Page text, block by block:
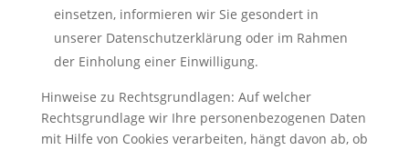
einsetzen, informieren wir Sie gesondert in
unserer Datenschutzerklärung oder im Rahmen
der Einholung einer Einwilligung.
Hinweise zu Rechtsgrundlagen: Auf welcher
Rechtsgrundlage wir Ihre personenbezogenen Daten
mit Hilfe von Cookies verarbeiten, hängt davon ab, ob